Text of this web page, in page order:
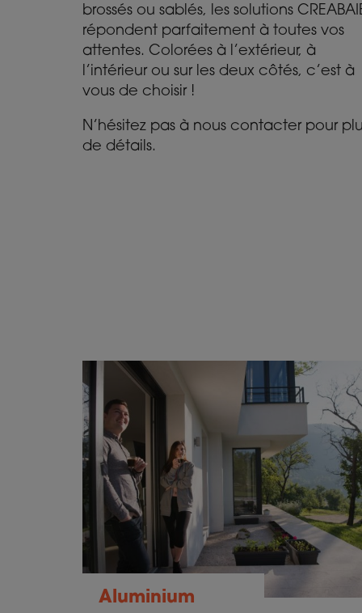
brossés ou sablés, les solutions
répondent parfaitement à toutes vos
attentes. Colorées à l’extérieur, à
l’intérieur ou sur les deux côtés, c’est à
vous de choisir !
N’hésitez pas à nous contacter pour
de détails.
Aluminium